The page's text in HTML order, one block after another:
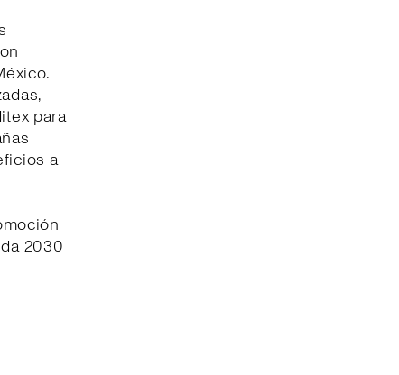
para
a
2030